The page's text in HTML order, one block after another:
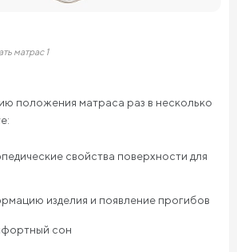
матрас 1
положения матраса раз в несколько
свойства поверхности для
изделия и появление прогибов
сон